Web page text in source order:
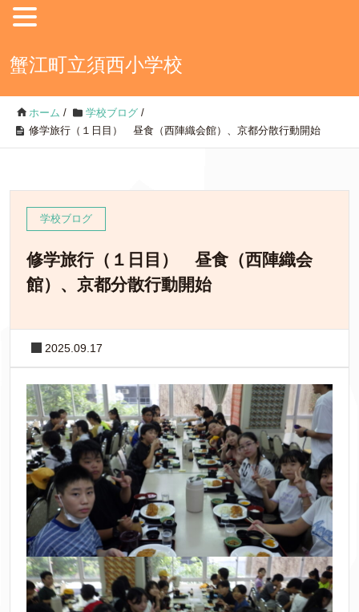
蟹江町立須西小学校
ホーム / 学校ブログ /
修学旅行（１日目） 昼食（西陣織会館）、京都分散行動開始
学校ブログ
修学旅行（１日目） 昼食（西陣織会
館）、京都分散行動開始
2025.09.17